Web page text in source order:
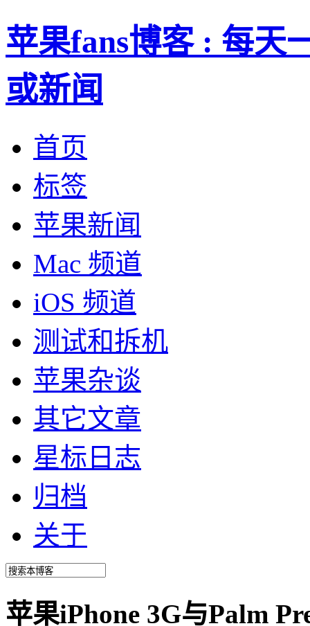
苹果fans博客 : 每天
或新闻
首页
标签
苹果新闻
Mac 频道
iOS 频道
测试和拆机
苹果杂谈
其它文章
星标日志
归档
关于
苹果iPhone 3G与Palm